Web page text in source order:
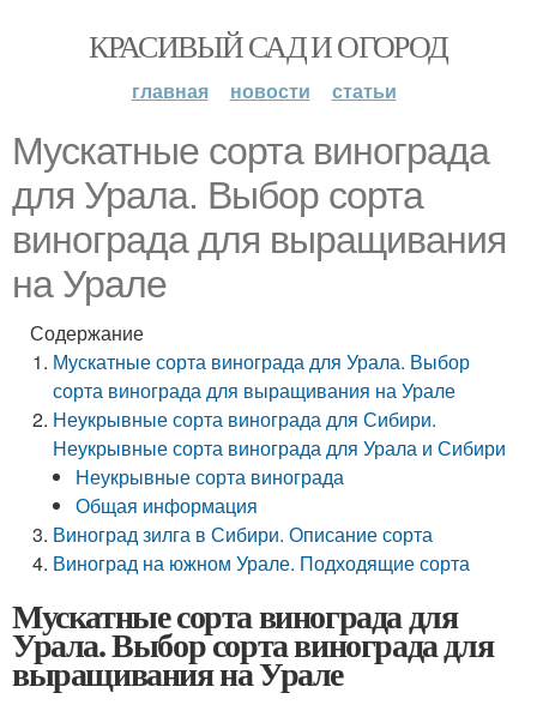
КРАСИВЫЙ САД И ОГОРОД
главная новости статьи
Мускатные сорта винограда
для Урала. Выбор сорта
винограда для выращивания
на Урале
Содержание
Мускатные сорта винограда для Урала. Выбор
сорта винограда для выращивания на Урале
Неукрывные сорта винограда для Сибири.
Неукрывные сорта винограда для Урала и Сибири
Неукрывные сорта винограда
Общая информация
Виноград зилга в Сибири. Описание сорта
Виноград на южном Урале. Подходящие сорта
Мускатные сорта винограда для
Урала. Выбор сорта винограда для
выращивания на Урале